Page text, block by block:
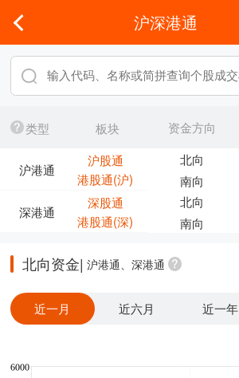
沪深港通
类型 板块
沪港通
沪股通
港股通(沪)
深港通
深股通
港股通(深)
资金方向
北向
南向
北向
南向
北向资金| 沪港通、深港通
近一月 近六月 近一年